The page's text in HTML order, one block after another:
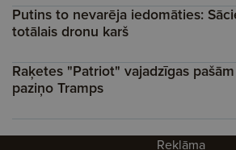
Putins to nevarēja iedomāties:
totālais dronu karš
Raķetes "Patriot" vajadzīgas
paziņo Tramps
Reklāma